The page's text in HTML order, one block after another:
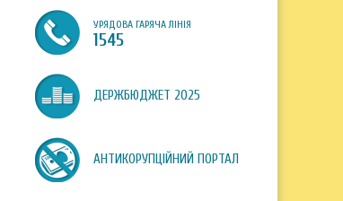
УРЯДОВА ГАРЯЧА ЛІНІЯ
1545
ДЕРЖБЮДЖЕТ 2025
АНТИКОРУПЦІЙНИЙ ПОРТАЛ